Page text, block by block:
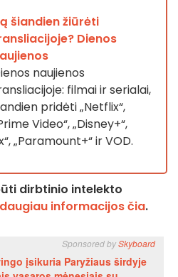
šiandien žiūrėti
Dienos
naujienos
filmai ir serialai,
pridėti „Netflix“,
Video“, „Disney+“,
„Paramount+“ ir VOD.
dirbtinio intelekto
daugiau informacijos čia.